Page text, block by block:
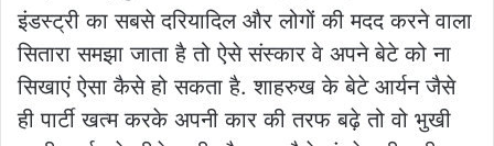
इंडस्ट्री का सबसे दरियादिल और लोगों की मदद करने वाला
सितारा समझा जाता है तो ऐसे संस्कार वे अपने बेटे को ना
सिखाएं ऐसा कैसे हो सकता है. शाहरुख के बेटे आर्यन जैसे
ही पार्टी खत्म करके अपनी कार की तरफ बढ़े तो वो भुखी